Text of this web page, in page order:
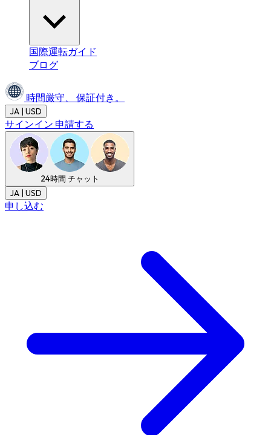
国際運転ガイド
ブログ
時間厳守、 保証付き。
JA | USD
サインイン 申請する
24時間 チャット
JA | USD
申し込む